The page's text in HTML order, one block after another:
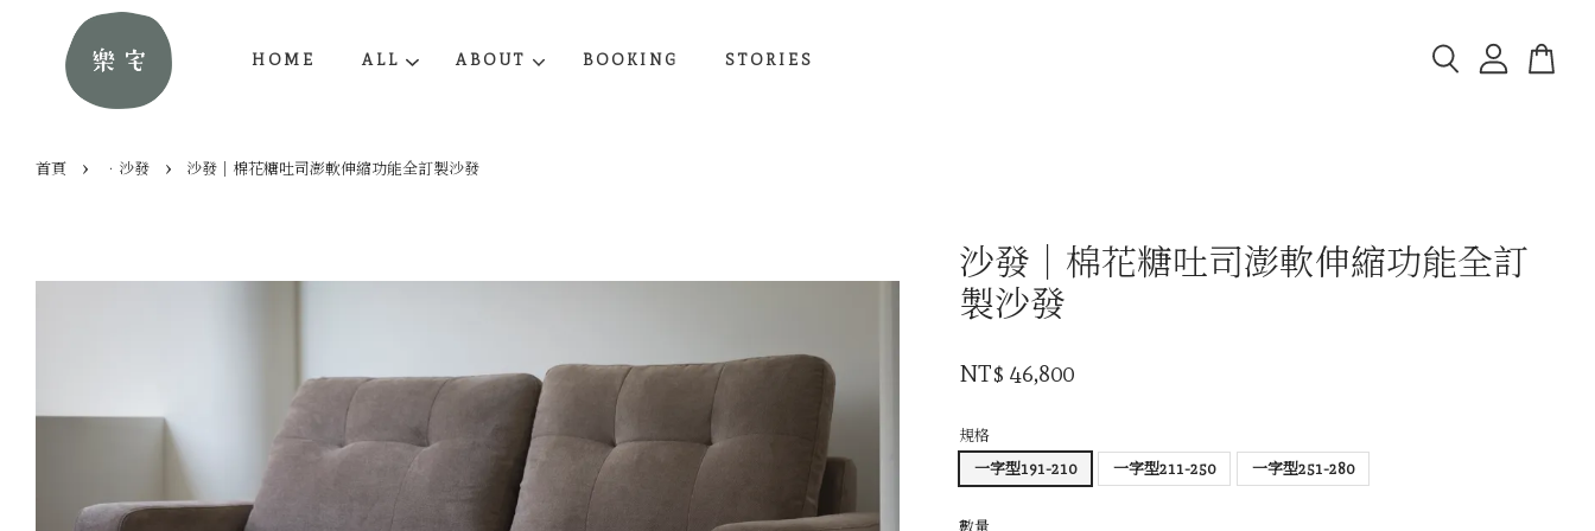
HOME ALL ABOUT BOOKING STORIES
首頁 › ．沙發 › 沙發｜棉花糖吐司澎軟伸縮功能全訂製沙發
沙發｜棉花糖吐司澎軟伸縮功能全訂
製沙發
NT$ 46,800
規格
一字型191-210
一字型211-250 一字型251-280
數量
繼續購物